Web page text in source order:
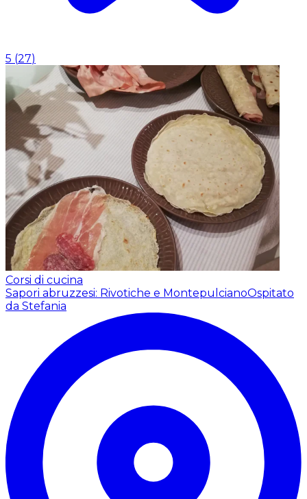
5 (27)
Corsi di cucina
Sapori abruzzesi: Rivotiche e MontepulcianoOspitato
da Stefania